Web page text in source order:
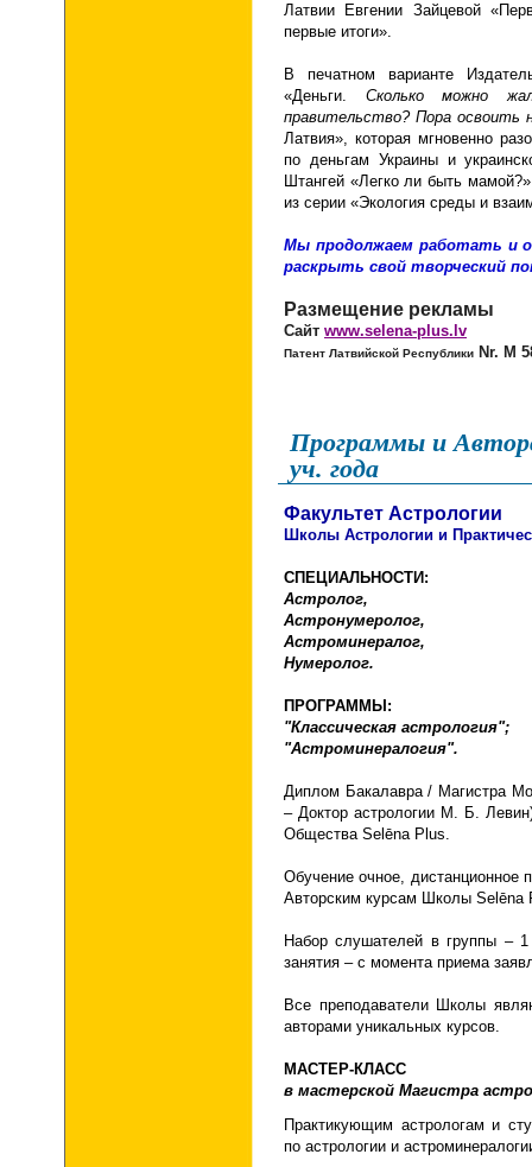
Латвии Евгении Зайцевой
первые итоги».
В печатном варианте
«Деньги. Сколько можно
правительство? Пора освоить
Латвия», которая мгновенно
по деньгам Украины и
Штангей «Легко ли быть
из серии «Экология среды и
Мы продолжаем работать и
раскрыть свой творческий
Размещение рекламы
Сайт www.selena-plus.lv
Патент Латвийской Республики Nr. М
Программы и
уч. года
Факультет Астрологии
Школы Астрологии и
СПЕЦИАЛЬНОСТИ:
Астролог,
Астронумеролог,
Астроминералог,
Нумеролог.
ПРОГРАММЫ:
"Классическая астрология";
"Астроминералогия".
Диплом Бакалавра / Магистра
– Доктор астрологии М. Б.
Общества Selēna Plus.
Обучение очное,
Авторским курсам Школы Selēna
Набор слушателей в группы –
занятия – с момента приема
Все преподаватели Школы
авторами уникальных курсов.
МАСТЕР-КЛАСС
в мастерской Магистра
Практикующим астрологам и
по астрологии и